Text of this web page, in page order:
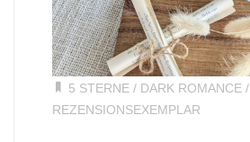
5 STERNE/ DARK ROMANCE/
REZENSIONSEXEMPLAR